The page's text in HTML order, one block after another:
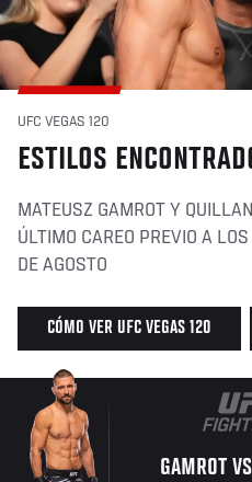
UFC VEGAS 120
ESTILOS
MATEUSZ GAMROT Y
ÚLTIMO CAREO PREVIO A
DE AGOSTO
CÓMO VER UFC VEGAS 120
GAMROT VS